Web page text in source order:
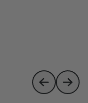
Skip toSkip